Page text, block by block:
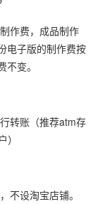
作费，成品制作
电子版的制作费按
变。
转账（推荐atm存
不设淘宝店铺。